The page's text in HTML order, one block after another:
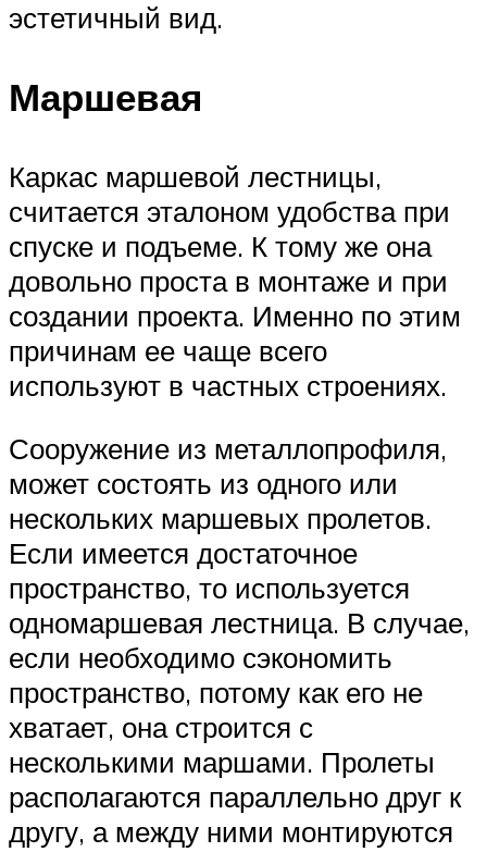
эстетичный вид.
Маршевая
Каркас маршевой лестницы,
считается эталоном удобства при
спуске и подъеме. К тому же она
довольно проста в монтаже и при
создании проекта. Именно по этим
причинам ее чаще всего
используют в частных строениях.
Сооружение из металлопрофиля,
может состоять из одного или
нескольких маршевых пролетов.
Если имеется достаточное
пространство, то используется
одномаршевая лестница. В случае,
если необходимо сэкономить
пространство, потому как его не
хватает, она строится с
несколькими маршами. Пролеты
располагаются параллельно друг к
другу, а между ними монтируются